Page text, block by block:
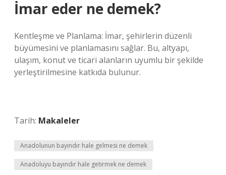
İmar eder ne demek?
Kentleşme ve Planlama: İmar, şehirlerin düzenli
büyümesini ve planlamasını sağlar. Bu, altyapı,
ulaşım, konut ve ticari alanların uyumlu bir şekilde
yerleştirilmesine katkıda bulunur.
Tarih: Makaleler
Anadolunun bayındır hale gelmesi ne demek
Anadoluyu bayındır hale getirmek ne demek